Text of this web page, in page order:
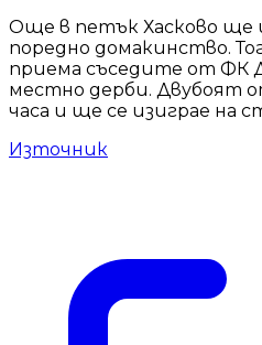
Още в петък Хасково ще
поредно домакинство.
приема съседите от ФК
местно дерби. Двубоят
часа и ще се изиграе на
Източник